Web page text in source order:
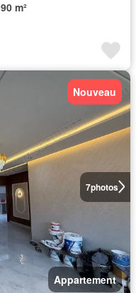
90 m²
7photos
Nouveau
Appartement